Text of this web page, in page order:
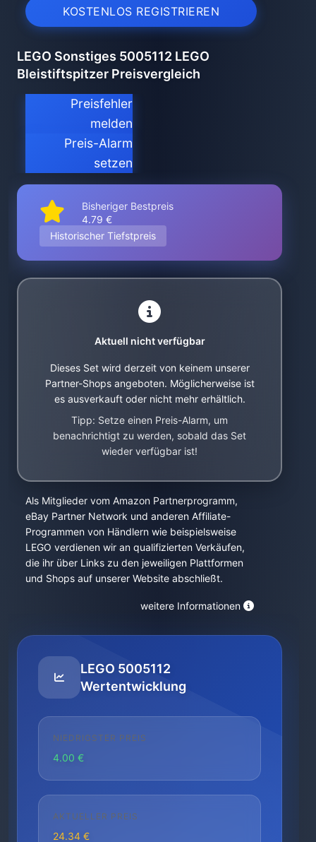
KOSTENLOS REGISTRIEREN
LEGO Sonstiges 5005112 LEGO
Bleistiftspitzer Preisvergleich
Preisfehler
melden
Preis-Alarm
setzen
Bisheriger Bestpreis
4.79 €
Historischer Tiefstpreis
Aktuell nicht verfügbar
Dieses Set wird derzeit von keinem unserer
Partner-Shops angeboten. Möglicherweise ist
es ausverkauft oder nicht mehr erhältlich.
Tipp: Setze einen Preis-Alarm, um
benachrichtigt zu werden, sobald das Set
wieder verfügbar ist!
Als Mitglieder vom Amazon Partnerprogramm,
eBay Partner Network und anderen Affiliate-
Programmen von Händlern wie beispielsweise
LEGO verdienen wir an qualifizierten Verkäufen,
die ihr über Links zu den jeweiligen Plattformen
und Shops auf unserer Website abschließt.
weitere Informationen
LEGO 5005112
Wertentwicklung
NIEDRIGSTER PREIS
4.00 €
AKTUELLER PREIS
24.34 €